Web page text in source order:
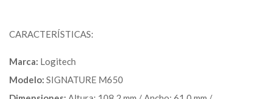
CARACTERÍSTICAS:
Marca: Logitech
Modelo: SIGNATURE M650